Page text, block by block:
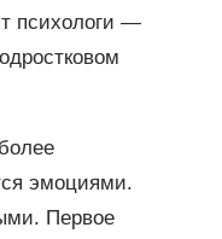
психологи —
эмоциями.
Первое